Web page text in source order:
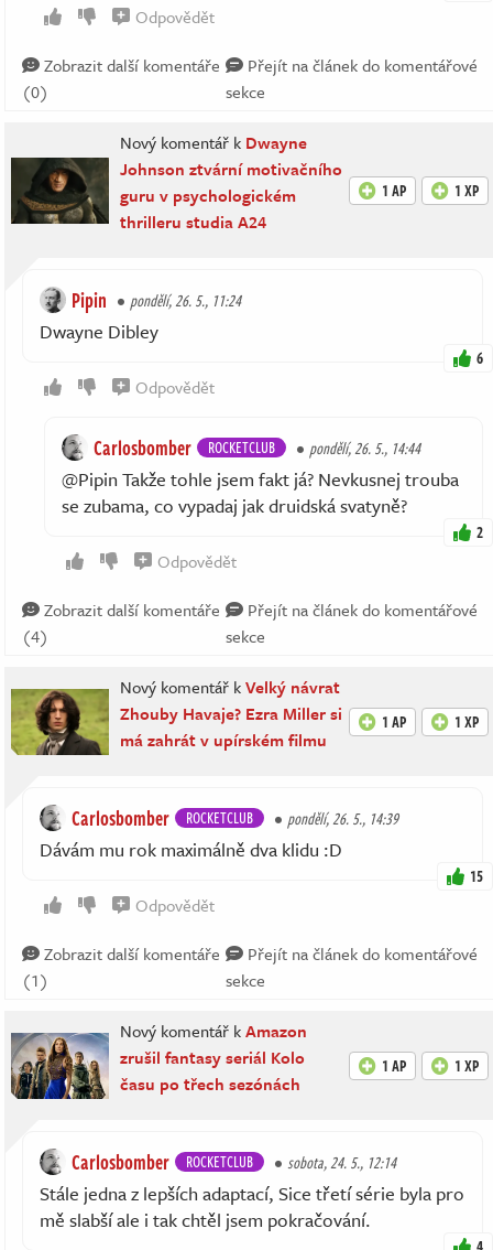
Odpovědět
Zobrazit další komentáře
(0)
Přejít na článek do komentářové
sekce
Nový komentář k Dwayne
Johnson ztvární motivačního
guru v psychologickém
thrilleru studia A24
1 AP 1 XP
Pipin pondělí, 26. 5., 11:24
Dwayne Dibley
6
Odpovědět
Carlosbomber ROCKETCLUB pondělí, 26. 5., 14:44
@Pipin Takže tohle jsem fakt já? Nevkusnej trouba
se zubama, co vypadaj jak druidská svatyně?
2
Odpovědět
Zobrazit další komentáře
(4)
Přejít na článek do komentářové
sekce
Nový komentář kVelký návrat
Zhouby Havaje? Ezra Miller si
má zahrát v upírském filmu
1 AP 1 XP
Carlosbomber ROCKETCLUB pondělí, 26. 5., 14:39
Dávám mu rok maximálně dva klidu :D
15
Odpovědět
Zobrazit další komentáře
(1)
Přejít na článek do komentářové
sekce
Nový komentář kAmazon
zrušil fantasy seriál Kolo
času po třech sezónách
1 AP 1 XP
Carlosbomber ROCKETCLUB sobota, 24. 5., 12:14
Stále jedna z lepších adaptací, Sice třetí série byla pro
mě slabší ale i tak chtěl jsem pokračování.